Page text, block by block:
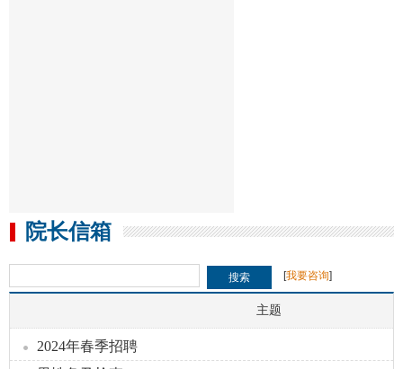
院长信箱
[我要咨询]
主题
留言人
2024年春季招聘